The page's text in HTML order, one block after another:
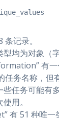
记录。
均为对象（字
有一
任务名称，但
些任务可能有
用。
有 51 种唯一